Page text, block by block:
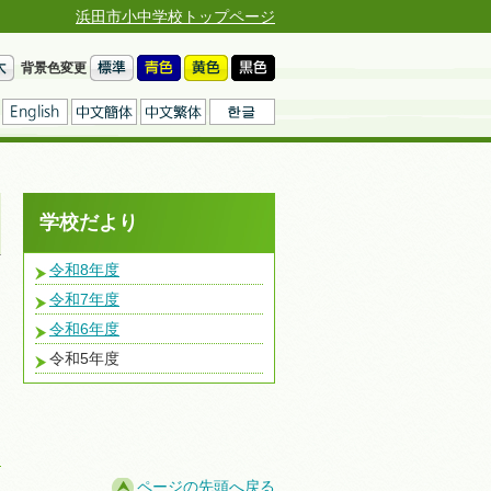
浜田市小中学校トップページ
背景色変更
学校だより
令和8年度
令和7年度
令和6年度
令和5年度
ページの先頭へ戻る